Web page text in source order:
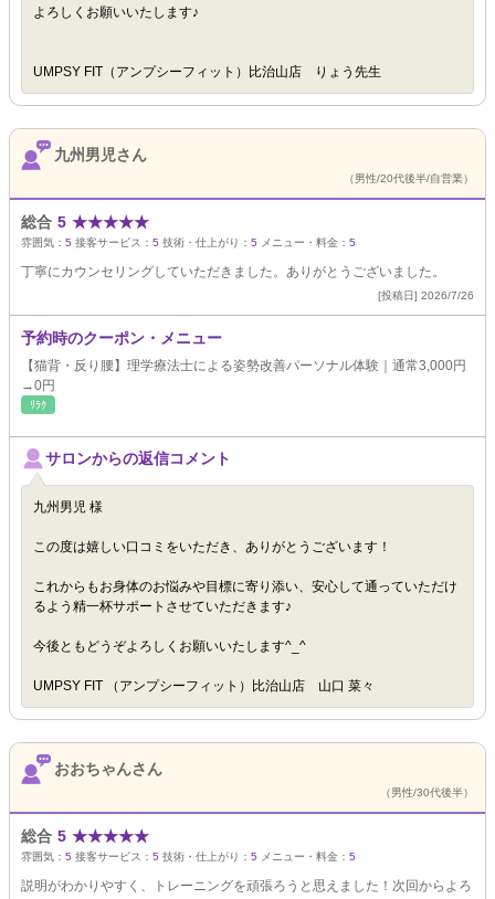
よろしくお願いいたします♪
UMPSY FIT（アンプシーフィット）比治山店 りょう先生
九州男児さん
（男性/20代後半/自営業）
総合 5 ★★★★★
雰囲気： 5 接客サービス： 5 技術・仕上がり： 5 メニュー・料金： 5
丁寧にカウンセリングしていただきました。ありがとうございました。
[投稿日] 2026/7/26
予約時のクーポン・メニュー
【猫背・反り腰】理学療法士による姿勢改善パーソナル体験｜通常3,000円
→0円
ﾘﾗｸ
サロンからの返信コメント
九州男児 様
この度は嬉しい口コミをいただき、ありがとうございます！
これからもお身体のお悩みや目標に寄り添い、安心して通っていただけ
るよう精一杯サポートさせていただきます♪
今後ともどうぞよろしくお願いいたします^_^
UMPSY FIT （アンプシーフィット）比治山店 山口 菜々
おおちゃんさん
（男性/30代後半）
総合 5 ★★★★★
雰囲気： 5 接客サービス： 5 技術・仕上がり： 5 メニュー・料金： 5
説明がわかりやすく、トレーニングを頑張ろうと思えました！次回からよろ